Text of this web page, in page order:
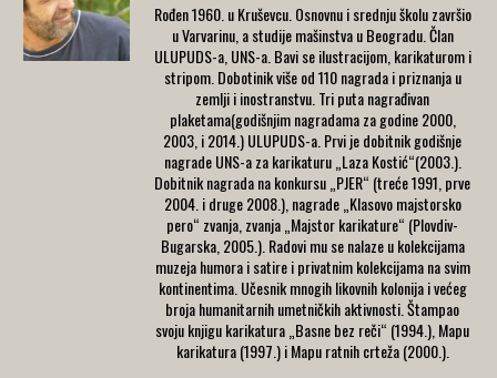
Rođen 1960. u Kruševcu. Osnovnu i srednju školu završio
u Varvarinu, a studije mašinstva u Beogradu. Član
ULUPUDS-a, UNS-a. Bavi se ilustracijom, karikaturom i
stripom. Dobotinik više od 110 nagrada i priznanja u
zemlji i inostranstvu. Tri puta nagrađivan
plaketama(godišnjim nagradama za godine 2000,
2003, i 2014.) ULUPUDS-a. Prvi je dobitnik godišnje
nagrade UNS-a za karikaturu „Laza Kostić“(2003.).
Dobitnik nagrada na konkursu „PJER“ (treće 1991, prve
2004. i druge 2008.), nagrade „Klasovo majstorsko
pero“ zvanja, zvanja „Majstor karikature“ (Plovdiv-
Bugarska, 2005.). Radovi mu se nalaze u kolekcijama
muzeja humora i satire i privatnim kolekcijama na svim
kontinentima. Učesnik mnogih likovnih kolonija i većeg
broja humanitarnih umetničkih aktivnosti. Štampao
svoju knjigu karikatura „Basne bez reči“ (1994.), Mapu
karikatura (1997.) i Mapu ratnih crteža (2000.).